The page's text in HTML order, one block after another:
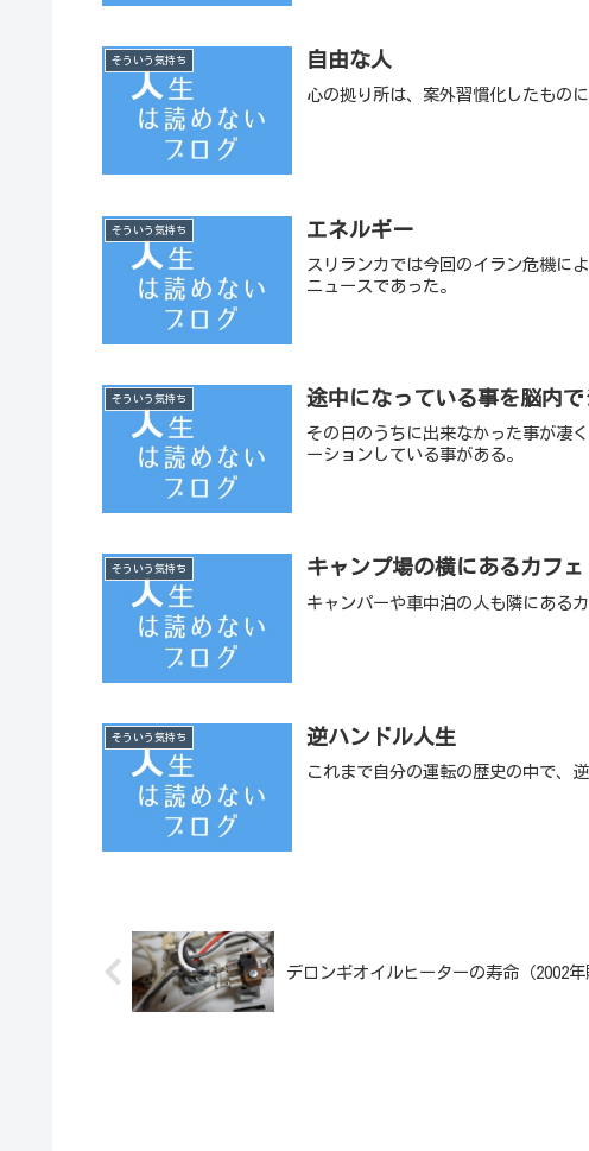
そういう気持ち 自由な人
心の拠り所は、案外習慣化したもの
そういう気持ち エネルギー
スリランカでは今回のイラン危機に
ニュースであった。
そういう気持ち 途中になっている事を脳内
その日のうちに出来なかった事が凄
ーションしている事がある。
そういう気持ち キャンプ場の横にあるカフェ
キャンパーや車中泊の人も隣にある
そういう気持ち 逆ハンドル人生
これまで自分の運転の歴史の中で、
デロンギオイルヒーターの寿命（2002年